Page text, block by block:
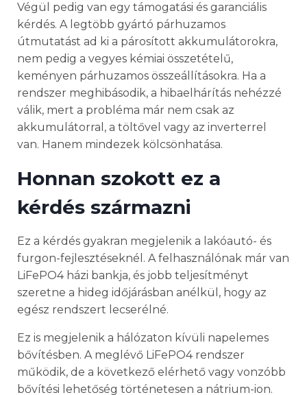
Végül pedig van egy támogatási és garanciális
kérdés. A legtöbb gyártó párhuzamos
útmutatást ad ki a párosított akkumulátorokra,
nem pedig a vegyes kémiai összetételű,
keményen párhuzamos összeállításokra. Ha a
rendszer meghibásodik, a hibaelhárítás nehézzé
válik, mert a probléma már nem csak az
akkumulátorral, a töltővel vagy az inverterrel
van. Hanem mindezek kölcsönhatása.
Honnan szokott ez a
kérdés származni
Ez a kérdés gyakran megjelenik a lakóautó- és
furgon-fejlesztéseknél. A felhasználónak már van
LiFePO4 házi bankja, és jobb teljesítményt
szeretne a hideg időjárásban anélkül, hogy az
egész rendszert lecserélné.
Ez is megjelenik a hálózaton kívüli napelemes
bővítésben. A meglévő LiFePO4 rendszer
működik, de a következő elérhető vagy vonzóbb
bővítési lehetőség történetesen a nátrium-ion.